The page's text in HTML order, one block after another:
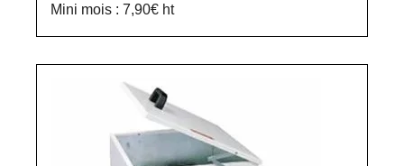
Mini mois : 7,90€ ht